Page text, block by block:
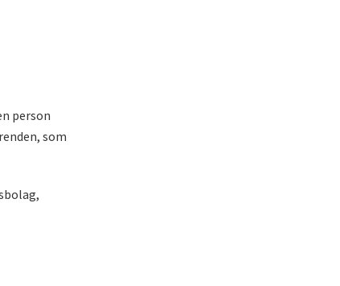
person
som